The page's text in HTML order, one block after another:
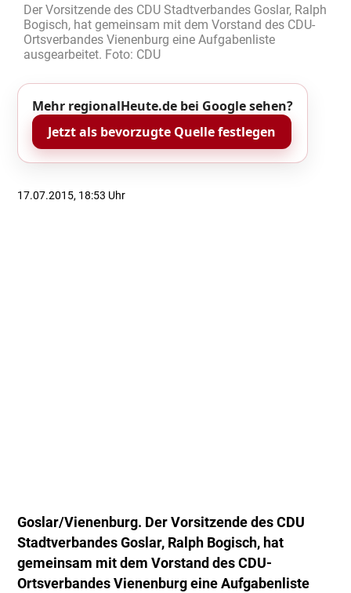
Der Vorsitzende des CDU Stadtverbandes Goslar, Ralph
Bogisch, hat gemeinsam mit dem Vorstand des CDU-
Ortsverbandes Vienenburg eine Aufgabenliste
ausgearbeitet. Foto: CDU
Mehr regionalHeute.de bei Google sehen?
Jetzt als bevorzugte Quelle festlegen
17.07.2015, 18:53 Uhr
Goslar/Vienenburg. Der Vorsitzende des CDU
Stadtverbandes Goslar, Ralph Bogisch, hat
gemeinsam mit dem Vorstand des CDU-
Ortsverbandes Vienenburg eine Aufgabenliste